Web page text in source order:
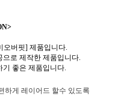
오버핏] 제품입니다.
으로 제작한 제품입니다.
기 좋은 제품입니다.
하게 레이어드 할수 있도록